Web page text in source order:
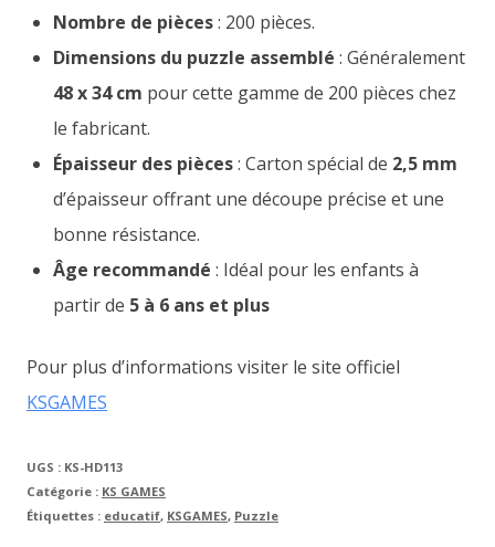
Nombre de pièces: 200 pièces.
Dimensions du puzzle assemblé : Généralement
48 x 34 cm pour cette gamme de 200 pièces chez
le fabricant.
Épaisseur des pièces: Carton spécial de 2,5 mm
d’épaisseur offrant une découpe précise et une
bonne résistance.
Âge recommandé : Idéal pour les enfants à
partir de 5 à 6 ans et plus
Pour plus d’informations visiter le site officiel
KSGAMES
UGS : KS-HD113
Catégorie : KS GAMES
Étiquettes : educatif, KSGAMES, Puzzle